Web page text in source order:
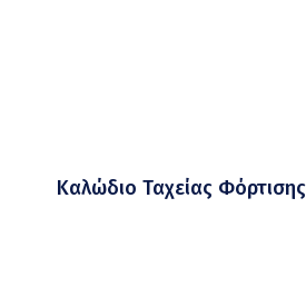
Καλώδιο Ταχείας